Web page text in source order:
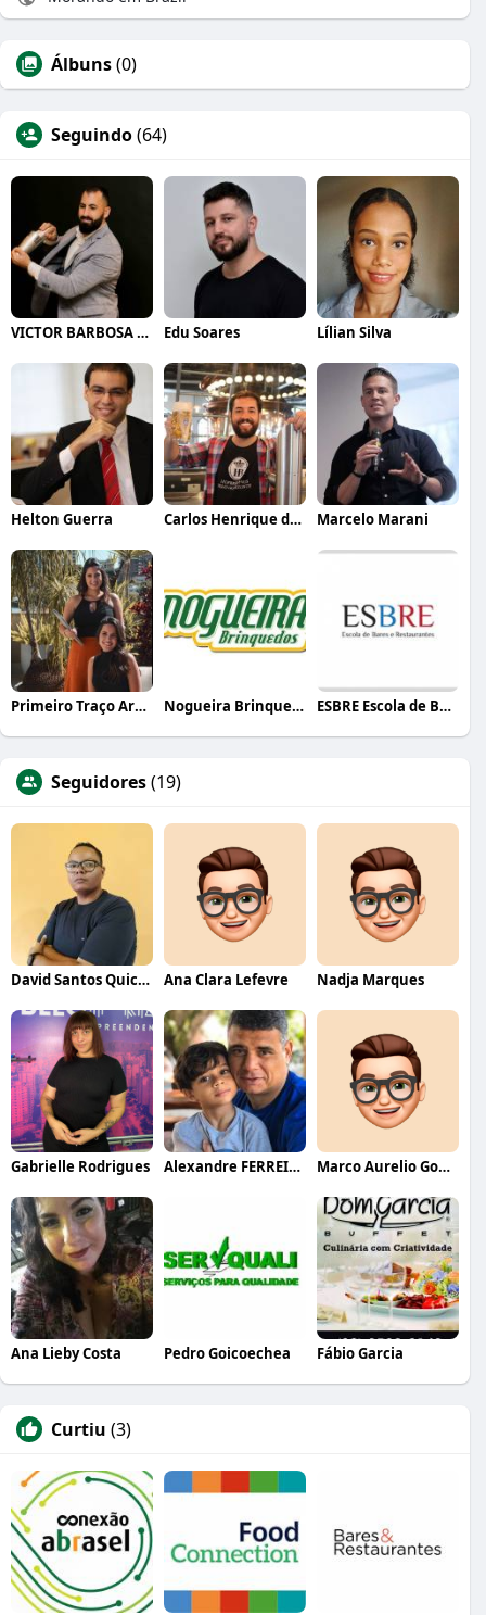
Álbuns(0)
Seguindo(64)
VICTOR BARBOSA QUARANTA Edu Soares Lílian Silva
Helton Guerra Carlos Henrique de Faria Vasconcelos Marcelo Marani
Primeiro Traço Arquitetura Nogueira Brinquedos ESBRE Escola de Bares e Restaurantes
Seguidores(19)
David Santos Quicky Menu Ana Clara Lefevre Nadja Marques
Gabrielle Rodrigues Alexandre FERREIRA Marco Aurelio Gomes de Sa
Ana Lieby Costa Pedro Goicoechea Fábio Garcia
Curtiu (3)